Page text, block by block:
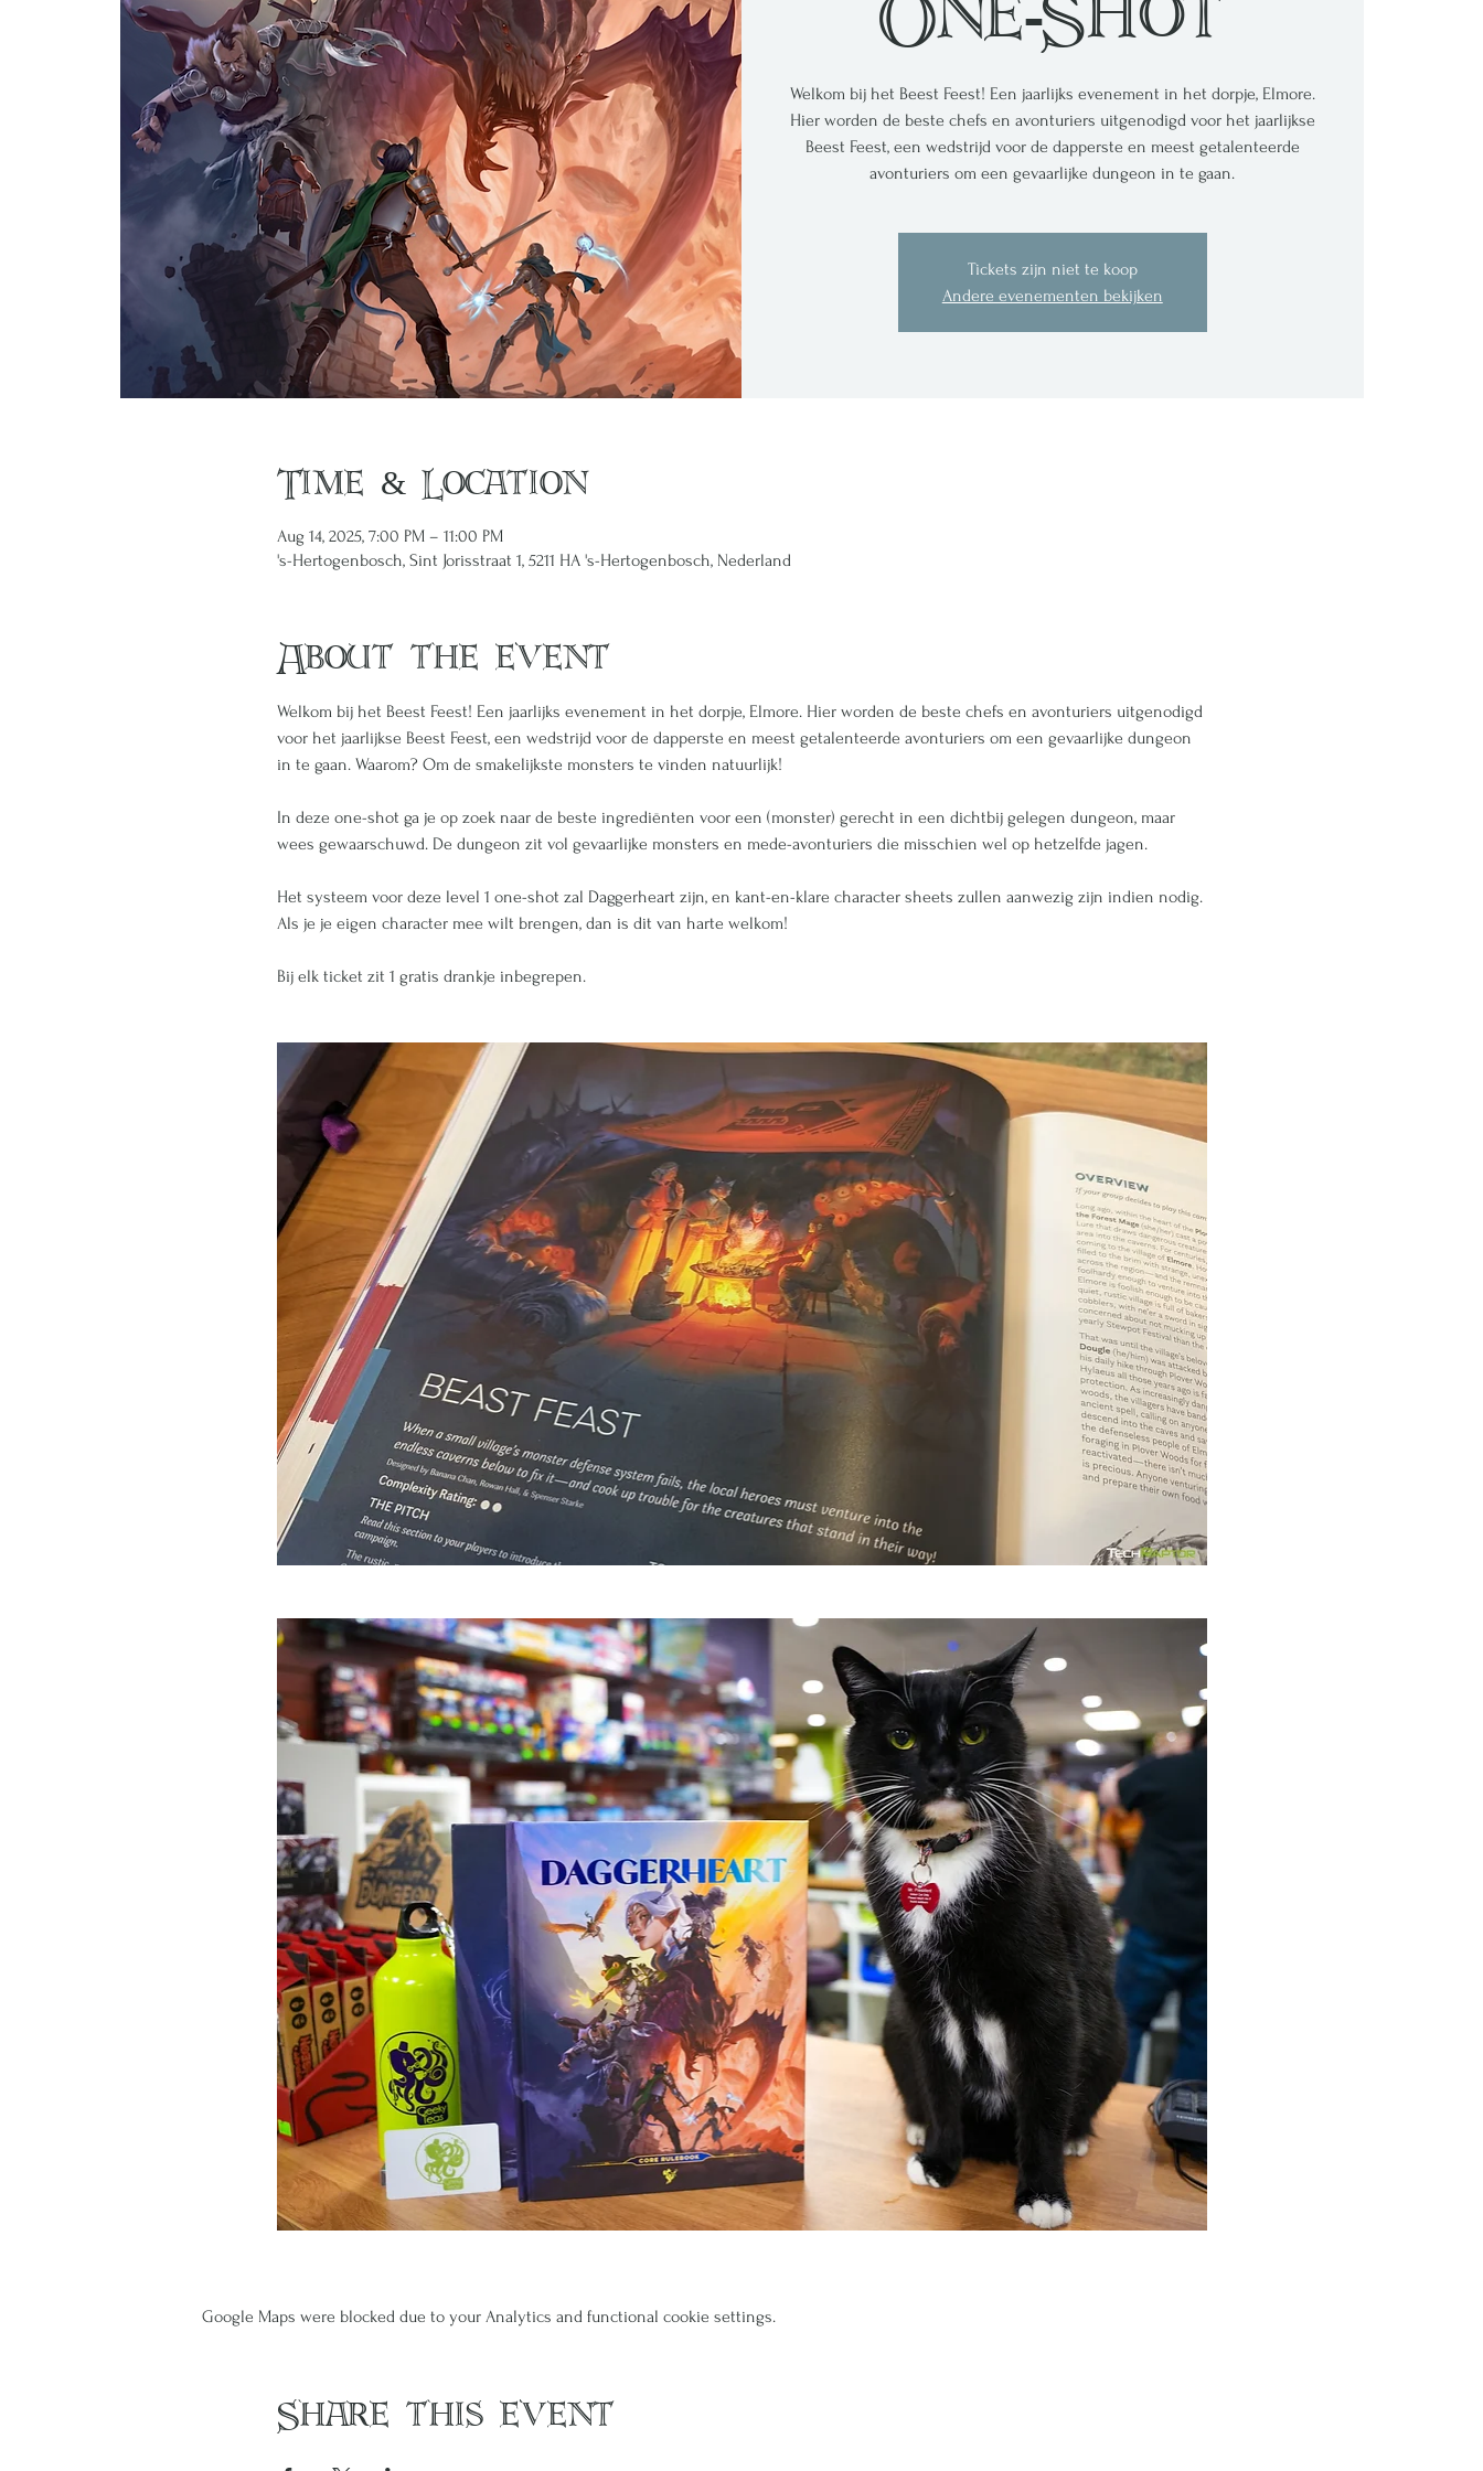
One-Shot
Welkom bij het Beest Feest! Een jaarlijks evenement in het dorpje, Elmore.
Hier worden de beste chefs en avonturiers uitgenodigd voor het jaarlijkse
Beest Feest, een wedstrijd voor de dapperste en meest getalenteerde
avonturiers om een gevaarlijke dungeon in te gaan.
Tickets zijn niet te koop
Andere evenementen bekijken
Time & Location
Aug 14, 2025, 7:00 PM – 11:00 PM
's-Hertogenbosch, Sint Jorisstraat 1, 5211 HA 's-Hertogenbosch, Nederland
About the event
Welkom bij het Beest Feest! Een jaarlijks evenement in het dorpje, Elmore. Hier worden de beste chefs en avonturiers uitgenodigd
voor het jaarlijkse Beest Feest, een wedstrijd voor de dapperste en meest getalenteerde avonturiers om een gevaarlijke dungeon
in te gaan. Waarom? Om de smakelijkste monsters te vinden natuurlijk!
In deze one-shot ga je op zoek naar de beste ingrediënten voor een (monster) gerecht in een dichtbij gelegen dungeon, maar
wees gewaarschuwd. De dungeon zit vol gevaarlijke monsters en mede-avonturiers die misschien wel op hetzelfde jagen.
Het systeem voor deze level 1 one-shot zal Daggerheart zijn, en kant-en-klare character sheets zullen aanwezig zijn indien nodig.
Als je je eigen character mee wilt brengen, dan is dit van harte welkom!
Bij elk ticket zit 1 gratis drankje inbegrepen.
Google Maps were blocked due to your Analytics and functional cookie settings.
Share this event